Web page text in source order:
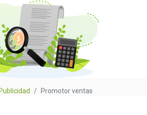
Publicidad Promotor ventas